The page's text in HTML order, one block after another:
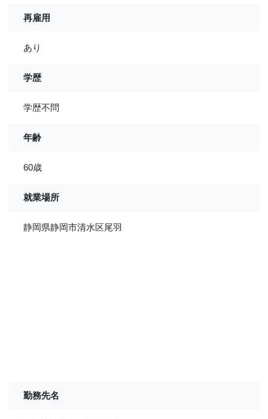
再雇用
あり
学歴
学歴不問
年齢
60歳
就業場所
静岡県静岡市清水区尾羽
勤務先名